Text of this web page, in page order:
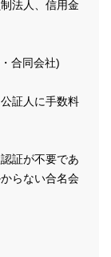
法人、信用金
合同会社)
証人に手数料
証が不要であ
らない合名会